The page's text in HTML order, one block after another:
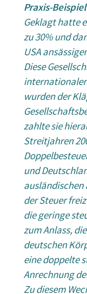
Praxis-
Geklagt hatte
zu 30% und
USA
Diese
wurden der
zahlte sie
Streitjahren
und
der Steuer
die geringe
zum Anlass,
deutschen
eine doppelte
Anrechnung
Zu diesem